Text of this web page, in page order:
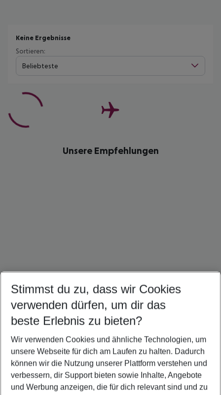
Keine Ergebnisse
Sortieren:
Beliebteste
Unsere Empfehlungen
Mallorca Urlaub Ibiza Urlaub
Quicklinks
Stimmst du zu, dass wir Cookies
verwenden dürfen, um dir das
beste Erlebnis zu bieten?
Wir verwenden Cookies und ähnliche Technologien, um
unsere Webseite für dich am Laufen zu halten. Dadurch
können wir die Nutzung unserer Plattform verstehen und
verbessern, dir Support bieten sowie Inhalte, Angebote
und Werbung anzeigen, die für dich relevant sind und zu